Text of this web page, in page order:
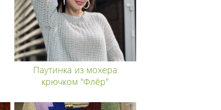
Паутинка из мохера
крючком "Флёр"